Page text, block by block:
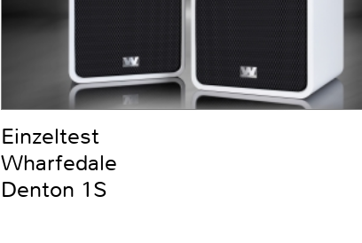
Einzeltest
Wharfedale
Denton 1S